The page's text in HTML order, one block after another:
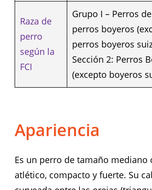
Raza de
perro
según la
FCI
Grupo I – Perros
perros boyeros
perros boyeros
Sección 2: Perros
(excepto boyeros
Apariencia
Es un perro de tamaño mediano
atlético, compacto y fuerte. Su